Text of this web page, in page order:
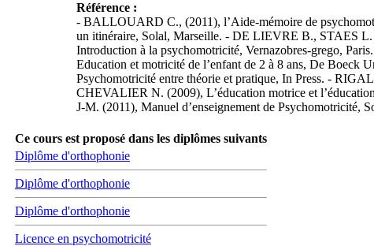
Référence :
- BALLOUARD C., (2011), l’Aide-mémoire de
un itinéraire, Solal, Marseille. - DE LIEVRE B., STAES L.
Introduction à la psychomotricité, Vernazobres-grego,
Education et motricité de l’enfant de 2 à 8 ans, De Boeck
Psychomotricité entre théorie et pratique, In Press. -
CHEVALIER N. (2009), L’éducation motrice et
J-M. (2011), Manuel d’enseignement de Psychomotricité,
Ce cours est proposé dans les diplômes suivants
Diplôme d'orthophonie
Diplôme d'orthophonie
Diplôme d'orthophonie
Licence en psychomotricité